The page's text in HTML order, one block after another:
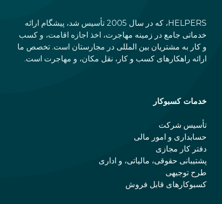
HELPERS، که در سال 2005 تأسیس شد، پیشگام ارائه
خدماتی جامع در زمینه مهاجرت، اخذ اجازه اقامت، و کسب
و کار به مشتریان بین المللی در مجارستان است. تخصص ما
ارائه راهکارهای کسب و کار، نقل مکان، و مهاجرت است.
خدمات کسبوکار
تأسیس شرکت
حسابداری و امور مالی
دفتر کار مجازی
پشتیبانی حقوقی، مالیاتی، و اداری
طرح توجیهی
کسبوکارهای قابل فروش